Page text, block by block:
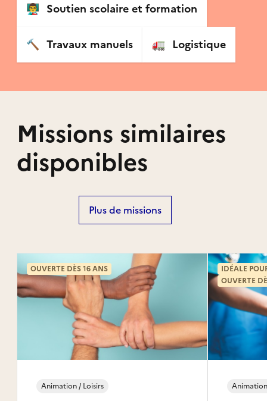
👨‍🏫 Soutien scolaire et formation
🔨 Travaux manuels 🚛 Logistique
Missions similaires
disponibles
Plus de missions
Animation / Loisirs
OUVERTE DÈS 16 ANS
IDÉALE
OUVERTE